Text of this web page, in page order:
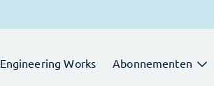
Engineering Works Abonnementen